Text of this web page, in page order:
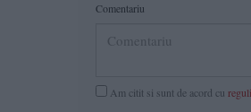
Comentariu
Am citit si sunt de acord cu